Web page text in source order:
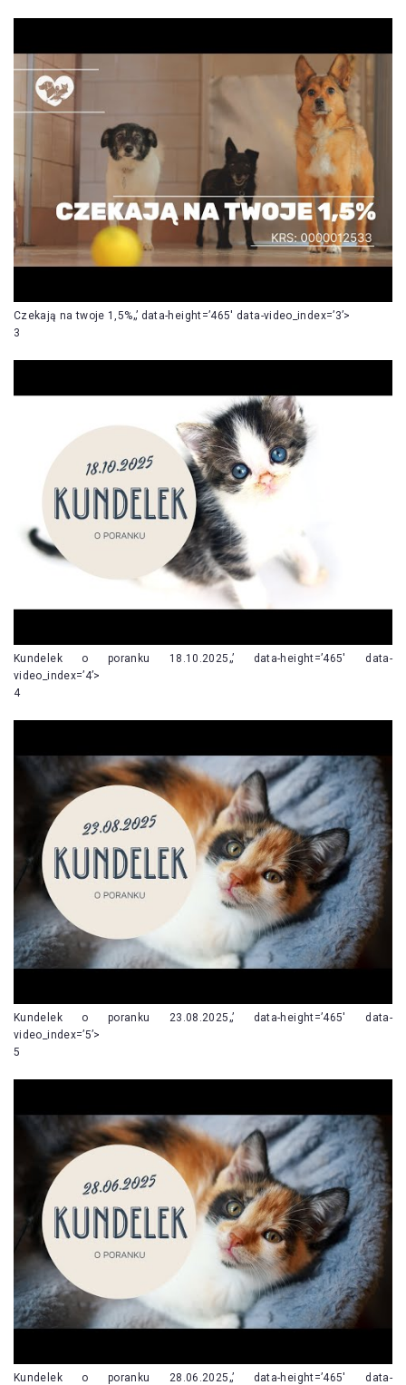
Czekają na twoje 1,5%„’ data-height=’465′ data-video_index=’3’>
3
Kundelek o poranku 18.10.2025„’ data-height=’465′ data-
video_index=’4’>
4
Kundelek o poranku 23.08.2025„’ data-height=’465′ data-
video_index=’5’>
5
Kundelek o poranku 28.06.2025„’ data-height=’465′ data-